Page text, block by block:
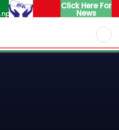
Click Here For
News
Nepali